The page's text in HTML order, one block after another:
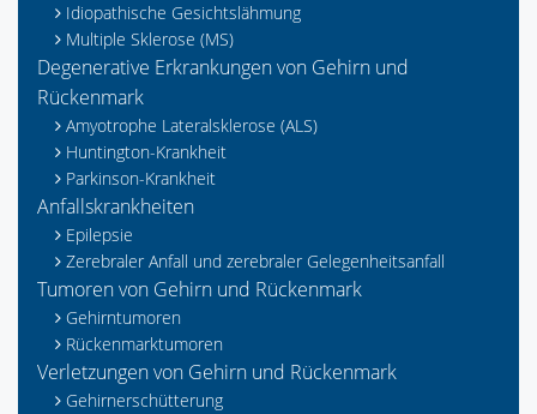
Idiopathische Gesichtslähmung
Multiple Sklerose (MS)
Degenerative Erkrankungen von Gehirn und
Rückenmark
Amyotrophe Lateralsklerose (ALS)
Huntington-Krankheit
Parkinson-Krankheit
Anfallskrankheiten
Epilepsie
Zerebraler Anfall und zerebraler Gelegenheitsanfall
Tumoren von Gehirn und Rückenmark
Gehirntumoren
Rückenmarktumoren
Verletzungen von Gehirn und Rückenmark
Gehirnerschütterung